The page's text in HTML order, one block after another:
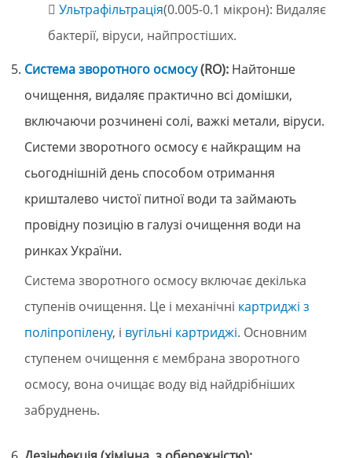
Ультрафільтрація(0.005-0.1 мікрон): Видаляє
бактерії, віруси, найпростіших.
Система зворотного осмосу(RO): Найтонше
очищення, видаляє практично всі домішки,
включаючи розчинені солі, важкі метали, віруси.
Системи зворотного осмосу є найкращим на
сьогоднішній день способом отримання
кришталево чистої питної води та займають
провідну позицію в галузі очищення води на
ринках України.
Система зворотного осмосу включає декілька
ступенів очищення. Це і механічні картриджі з
поліпропілену, і вугільні картриджі. Основним
ступенем очищення є мембрана зворотного
осмосу, вона очищає воду від найдрібніших
забруднень.